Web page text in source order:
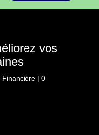
vos
Financière| 0